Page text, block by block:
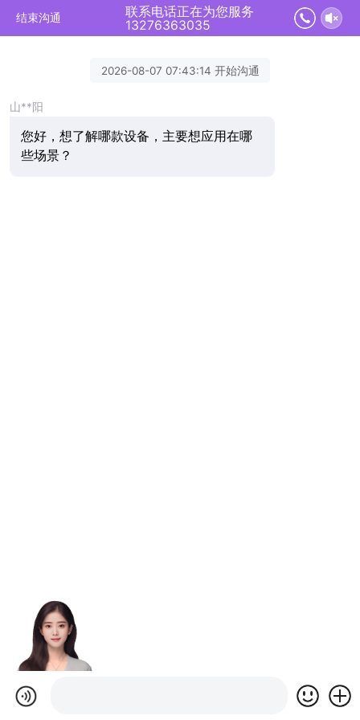
结束沟通
联系电话正在为您服务
13276363035
2026-08-07 07:43:14 开始沟通
山**阳
您好，想了解哪款设备，主要想应用在哪
些场景？